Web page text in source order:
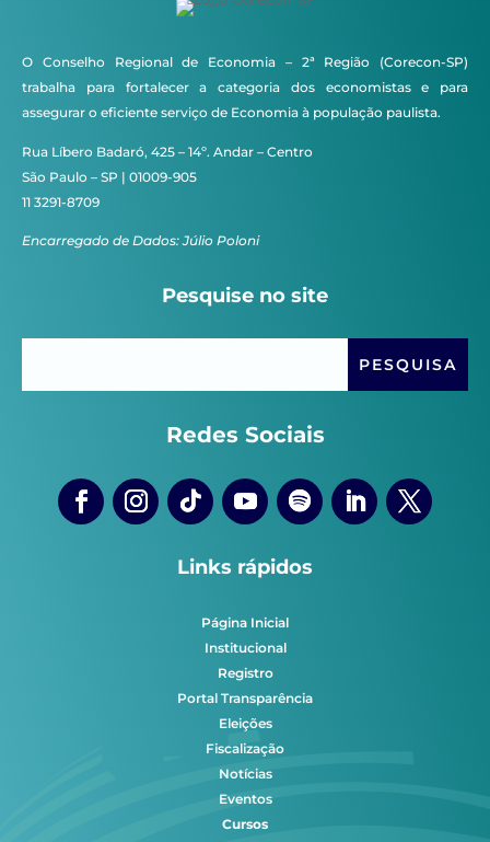
O Conselho Regional de Economia – 2ª Região (Corecon-SP)
trabalha para fortalecer a categoria dos economistas e para
assegurar o eficiente serviço de Economia à população paulista.
Rua Líbero Badaró, 425 – 14º. Andar – Centro
São Paulo – SP | 01009-905
11 3291-8709
Encarregado de Dados: Júlio Poloni
Pesquise no site
Redes Sociais
Links rápidos
Página Inicial
Institucional
Registro
Portal Transparência
Eleições
Fiscalização
Notícias
Eventos
Cursos